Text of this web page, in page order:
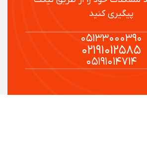
پیگیری کنید
۰۲۱۹۱۰۱۲۵۸۵
۰۵۱۹۱۰۱۴۷۱۴